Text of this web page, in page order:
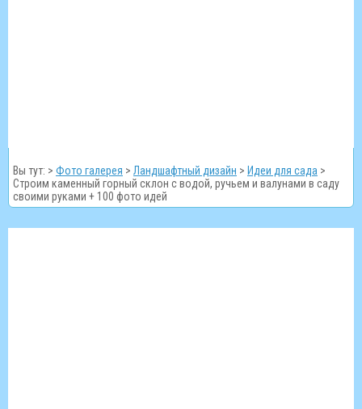
Вы тут: > Фото галерея > Ландшафтный дизайн > Идеи для сада >
Строим каменный горный склон с водой, ручьем и валунами в саду
своими руками + 100 фото идей